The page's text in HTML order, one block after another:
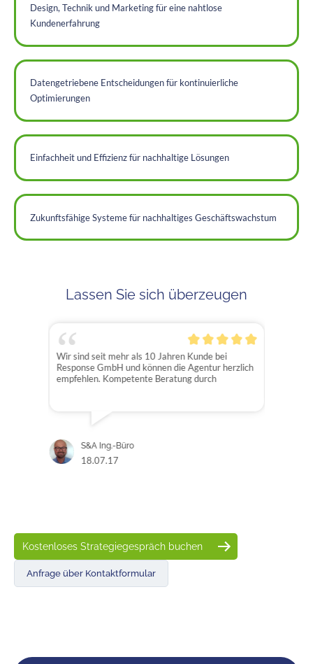
Design, Technik und Marketing für eine nahtlose
Kundenerfahrung
Datengetriebene Entscheidungen für kontinuierliche
Optimierungen
Einfachheit und Effizienz für nachhaltige Lösungen
Zukunftsfähige Systeme für nachhaltiges Geschäftswachstum
Lassen Sie sich überzeugen
Wir sind seit mehr als 10 Jahren Kunde bei
Response GmbH und können die Agentur herzlich
empfehlen. Kompetente Beratung durch
und Aber.... Für uns hat sich das gute Google-
S&A Ing.-Büro
18.07.17
Kostenloses Strategiegespräch buchen
Anfrage über Kontaktformular